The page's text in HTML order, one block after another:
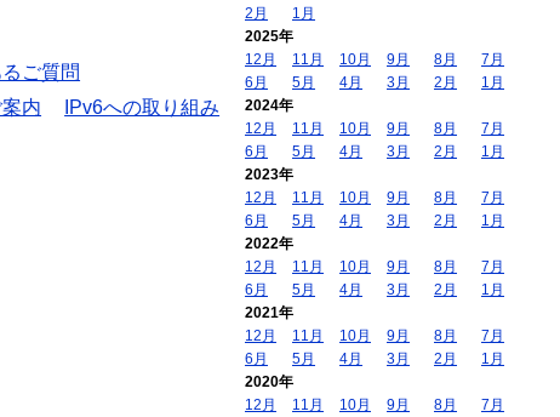
ご質問
内
IPv6への取り組み
2月
1月
2025年
12月
11月 10月 9月 8月
7月
6月
5月 4月 3月 2月
1月
2024年
12月
11月 10月 9月 8月
7月
6月
5月 4月 3月 2月
1月
2023年
12月
11月 10月 9月 8月
7月
6月
5月 4月 3月 2月
1月
2022年
12月
11月 10月 9月 8月
7月
6月
5月 4月 3月 2月
1月
2021年
12月
11月 10月 9月 8月
7月
6月
5月 4月 3月 2月
1月
2020年
12月
11月 10月 9月 8月
7月